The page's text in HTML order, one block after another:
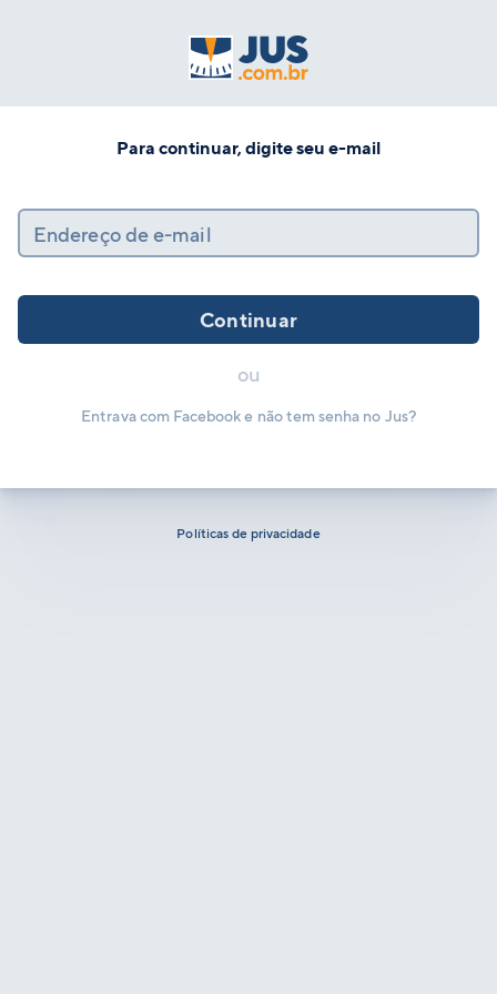
Para continuar, digite seu e-mail
Endereço de e-mail
Continuar
ou
Entrava com Facebook e não tem senha no Jus?
Políticas de privacidade